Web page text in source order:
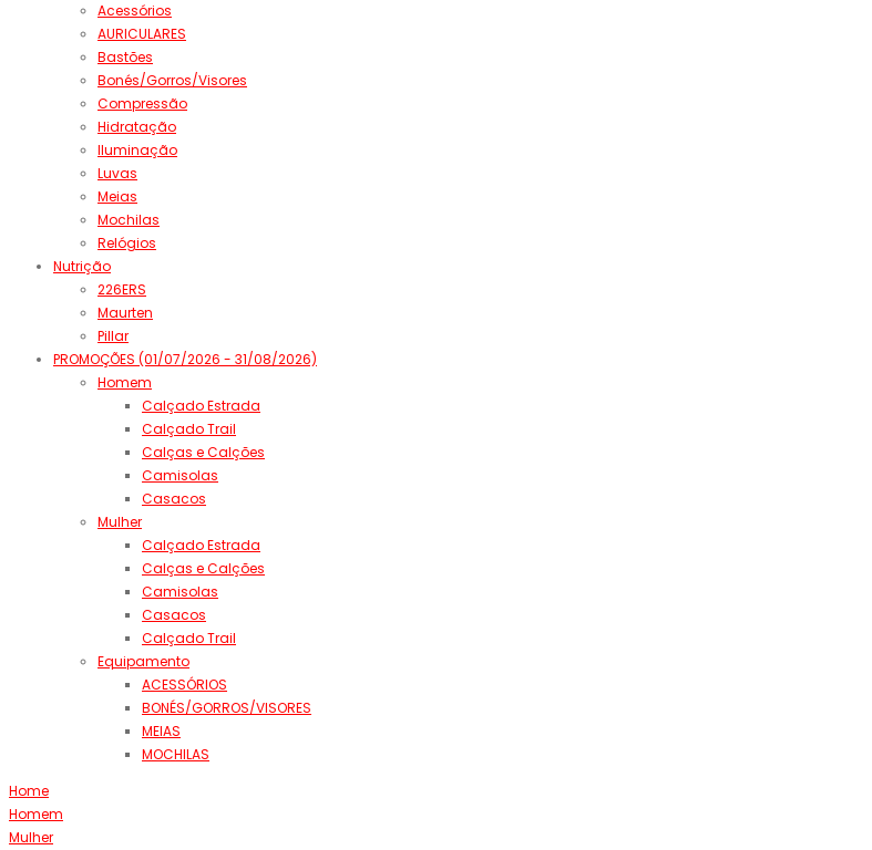
Acessórios
AURICULARES
Bastões
Bonés/Gorros/Visores
Compressão
Hidratação
Iluminação
Luvas
Meias
Mochilas
Relógios
Nutrição
226ERS
Maurten
Pillar
PROMOÇÕES (01/07/2026 - 31/08/2026)
Homem
Calçado Estrada
Calçado Trail
Calças e Calções
Camisolas
Casacos
Mulher
Calçado Estrada
Calças e Calções
Camisolas
Casacos
Calçado Trail
Equipamento
ACESSÓRIOS
BONÉS/GORROS/VISORES
MEIAS
MOCHILAS
Home
Homem
Mulher